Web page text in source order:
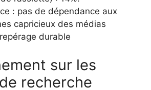
: pas de dépendance aux
capricieux des médias
durable
sur les
recherche